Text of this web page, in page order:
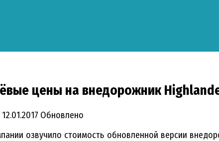
цены на внедорожник
12.01.2017 Обновлено
озвучило стоимость обновленной версии